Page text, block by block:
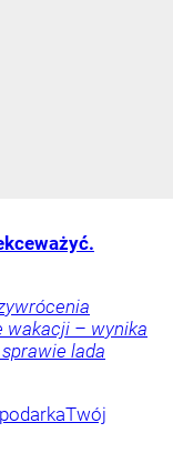
wakacji – wynika
lada
Twój